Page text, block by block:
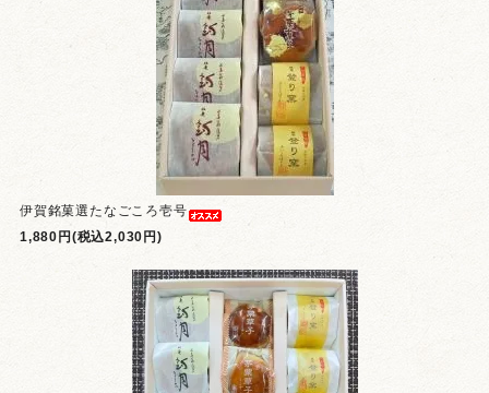
伊賀銘菓選たなごころ壱号
1,880円(税込2,030円)